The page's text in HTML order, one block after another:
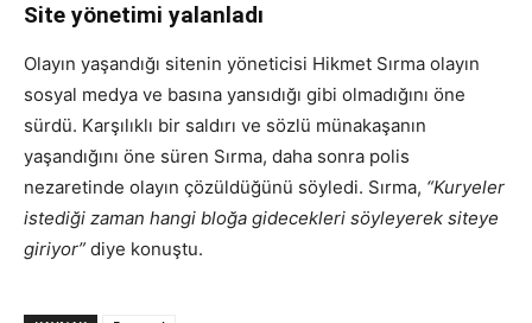
Site yönetimi yalanladı
Olayın yaşandığı sitenin yöneticisi Hikmet Sırma olayın
sosyal medya ve basına yansıdığı gibi olmadığını öne
sürdü. Karşılıklı bir saldırı ve sözlü münakaşanın
yaşandığını öne süren Sırma, daha sonra polis
nezaretinde olayın çözüldüğünü söyledi. Sırma, “Kuryeler
istediği zaman hangi bloğa gidecekleri söyleyerek siteye
giriyor” diye konuştu.